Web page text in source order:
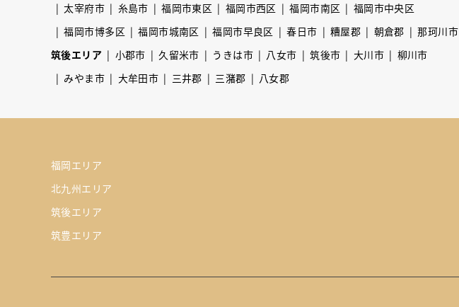
太宰府市
糸島市 福岡市東区 福岡市西区 福岡市南区
福岡市中央区
福岡市博多区
福岡市城南区 福岡市早良区 春日市 糟屋郡 朝倉郡
那珂川市
筑後エリア
小郡市 久留米市 うきは市 八女市 筑後市 大川市
柳川市
みやま市
大牟田市 三井郡 三潴郡 八女郡
福岡エリア
北九州エリア
筑後エリア
筑豊エリア